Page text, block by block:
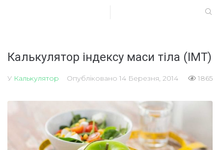
Калькулятор індексу маси тіла (ІМТ)
У Калькулятор Опубліковано 14 Березня, 2014 1865